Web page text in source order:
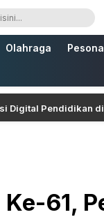
Olahraga
di Jambi
61,